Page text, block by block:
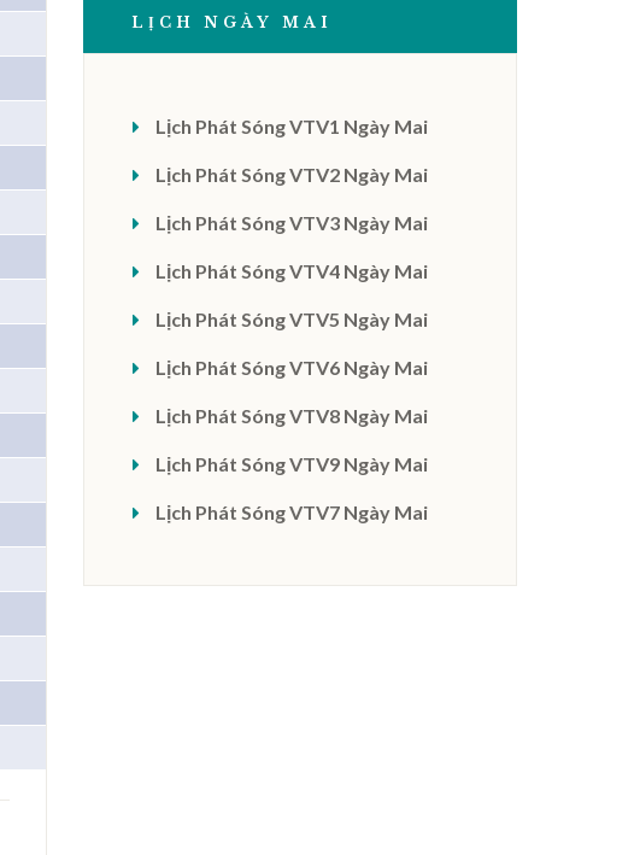
LỊCH NGÀY MAI
Lịch Phát Sóng VTV1 Ngày Mai
Lịch Phát Sóng VTV2 Ngày Mai
Lịch Phát Sóng VTV3 Ngày Mai
Lịch Phát Sóng VTV4 Ngày Mai
Lịch Phát Sóng VTV5 Ngày Mai
Lịch Phát Sóng VTV6 Ngày Mai
Lịch Phát Sóng VTV8 Ngày Mai
Lịch Phát Sóng VTV9 Ngày Mai
Lịch Phát Sóng VTV7 Ngày Mai